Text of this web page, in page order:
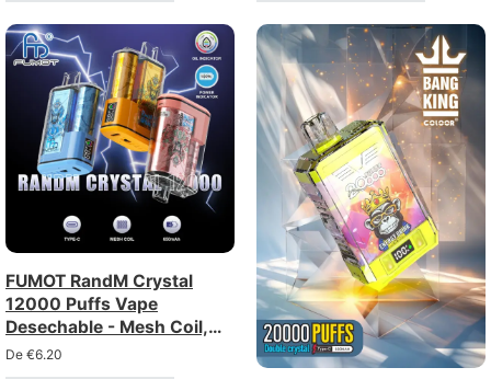
FUMOT RandM Crystal
12000 Puffs Vape
Desechable - Mesh Coil,
Recargable
De €6.20